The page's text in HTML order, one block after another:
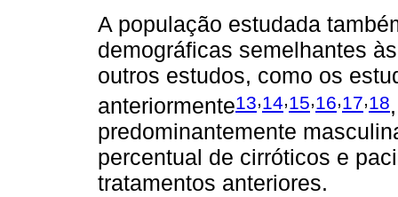
A população estudada
demográficas semelhantes
outros estudos, como os
anteriormente13,14,15,16,17,18
predominantemente
percentual de cirróticos e
tratamentos anteriores.